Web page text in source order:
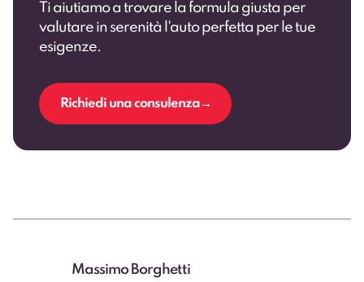
Ti aiutiamo a trovare la formula giusta per
valutare in serenità l'auto perfetta per le tue
esigenze.
Richiedi una consulenza
Massimo Borghetti